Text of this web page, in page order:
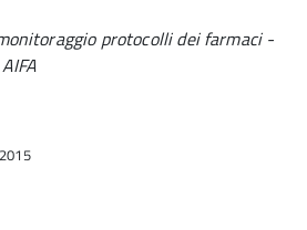
protocolli dei farmaci -